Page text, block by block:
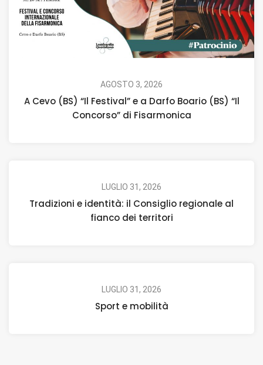
AGOSTO 3, 2026
A Cevo (BS) “Il Festival” e a Darfo Boario (BS) “Il
Concorso” di Fisarmonica
LUGLIO 31, 2026
Tradizioni e identità: il Consiglio regionale al
fianco dei territori
LUGLIO 31, 2026
Sport e mobilità